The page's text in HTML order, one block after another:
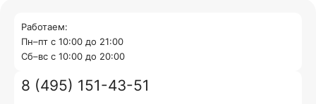
Работаем:
Пн–пт с 10:00 до 21:00
Cб–вс с 10:00 до 20:00
8 (495) 151-43-51